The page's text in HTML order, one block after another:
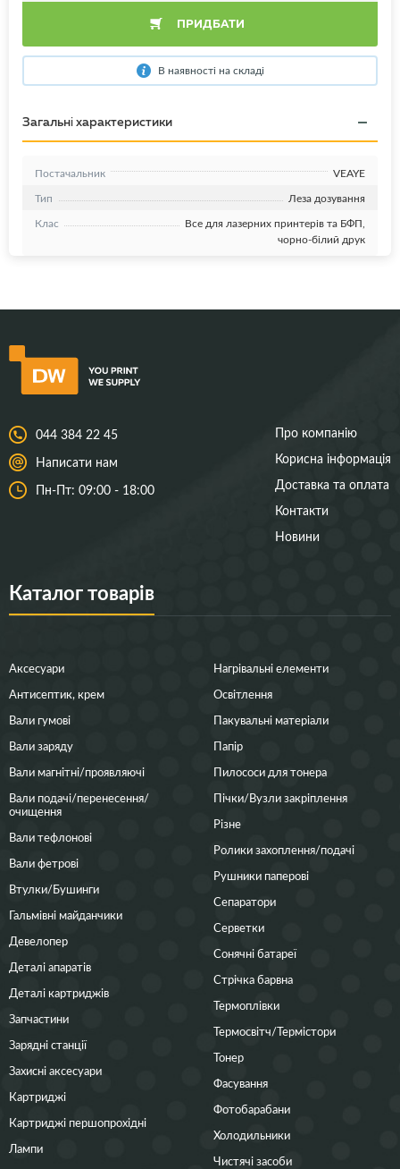
ПРИДБАТИ
В наявності на складі
Загальні характеристики
Постачальник
VEAYE
Тип
Леза дозування
Клас
Все для лазерних принтерів та БФП,
чорно-білий друк
044 384 22 45
Написати нам
Пн-Пт: 09:00 - 18:00
Про компанію
Корисна інформація
Доставка та оплата
Контакти
Новини
Каталог товарів
Аксесуари
Антисептик, крем
Вали гумові
Вали заряду
Вали магнітні/проявляючі
Вали подачі/перенесення/
очищення
Вали тефлонові
Вали фетрові
Втулки/Бушинги
Гальмівні майданчики
Девелопер
Деталі апаратів
Деталі картриджів
Запчастини
Зарядні станції
Захисні аксесуари
Картриджі
Картриджі першопрохідні
Лампи
Нагрівальні елементи
Освітлення
Пакувальні матеріали
Папір
Пилососи для тонера
Пічки/Вузли закріплення
Різне
Ролики захоплення/подачі
Рушники паперові
Сепаратори
Серветки
Сонячні батареї
Стрічка барвна
Термоплівки
Термосвітч/Термістори
Тонер
Фасування
Фотобарабани
Холодильники
Чистячі засоби